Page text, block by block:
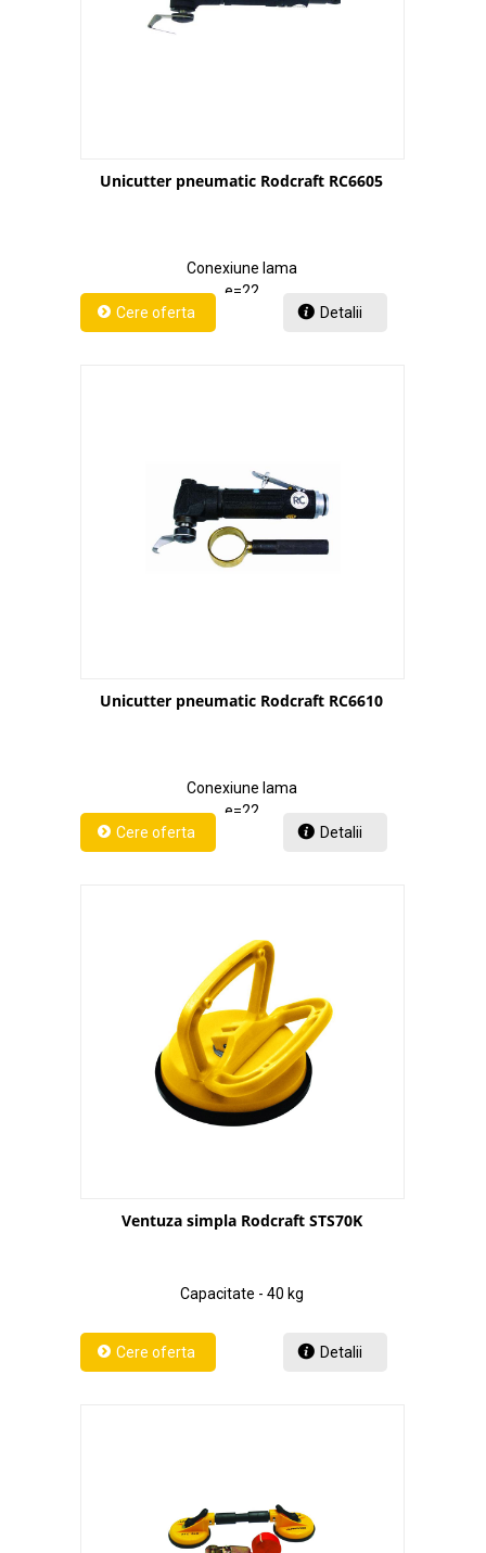
Unicutter pneumatic Rodcraft RC6605
Conexiune lama
e=22
Detalii
Unicutter pneumatic Rodcraft RC6610
Conexiune lama
e=22
Detalii
Ventuza simpla Rodcraft STS70K
Capacitate - 40 kg
Detalii